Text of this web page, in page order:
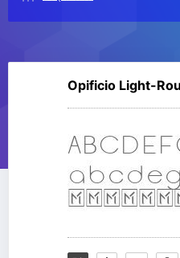
Opificio Light-